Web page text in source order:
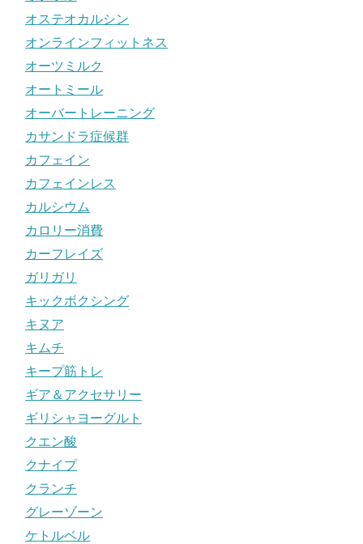
オステオカルシン
オンラインフィットネス
オーツミルク
オートミール
オーバートレーニング
カサンドラ症候群
カフェイン
カフェインレス
カルシウム
カロリー消費
カーフレイズ
ガリガリ
キックボクシング
キヌア
キムチ
キープ筋トレ
ギア＆アクセサリー
ギリシャヨーグルト
クエン酸
クナイプ
クランチ
グレーゾーン
ケトルベル